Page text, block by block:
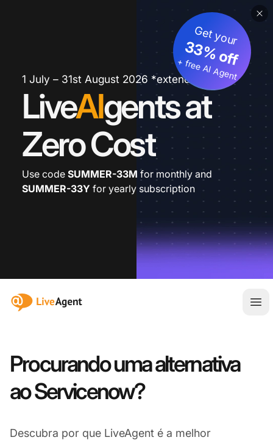
1 July – 31st August 2026 *extended
LiveAIgents at
Zero Cost
Get your
33% off
+ free AI Agent
Use code SUMMER-33M for monthly and
SUMMER-33Y for yearly subscription
:site.title
Procurando uma alternativa
ao Servicenow?
Descubra por que LiveAgent é a melhor